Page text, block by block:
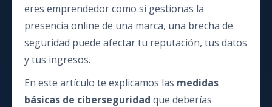
eres emprendedor como si gestionas la
presencia online de una marca, una brecha de
seguridad puede afectar tu reputación, tus datos
y tus ingresos.
En este artículo te explicamos las medidas
básicas de ciberseguridad que deberías